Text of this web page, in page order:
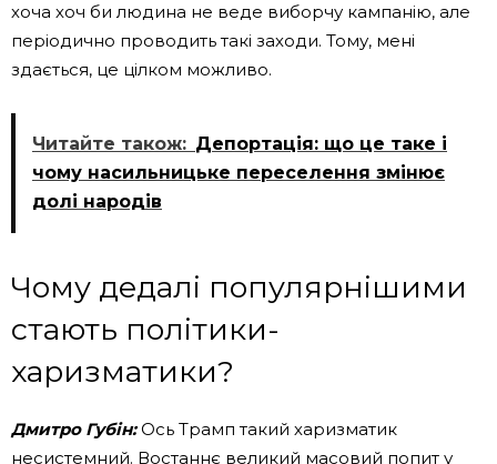
хоча хоч би людина не веде виборчу кампанію, але
періодично проводить такі заходи. Тому, мені
здається, це цілком можливо.
Читайте також: Депортація: що це таке і
чому насильницьке переселення змінює
долі народів
Чому дедалі популярнішими
стають політики-
харизматики?
Дмитро Губін:Ось Трамп такий харизматик
несистемний. Востаннє великий масовий попит у